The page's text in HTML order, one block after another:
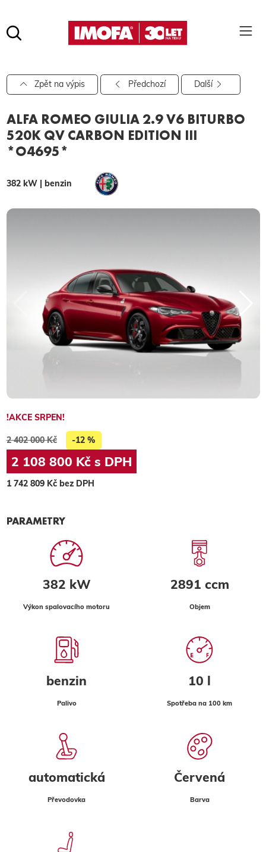
hledat
Pro vyhledávání zadejte alespoň 3 znaky.
Zpět na výpis Předchozí Další
ALFA ROMEO GIULIA 2.9 V6 BITURBO
520K QV CARBON EDITION III
*O4695*
382 kW | benzin
!AKCE SRPEN!
2 402 000 Kč -12 %
2 108 800 Kč s DPH
1 742 809 Kč bez DPH
PARAMETRY
382 kW
Výkon spalovacího motoru
2891 ccm
Objem
benzin
Palivo
10 l
Spotřeba na 100 km
automatická
Převodovka
Červená
Barva